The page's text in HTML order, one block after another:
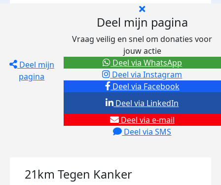
Deel mijn
pagina
Deel mijn pagina
Vraag veilig en snel om donaties voor
jouw actie
Deel via Facebook
Deel via Instagram
Deel via e-mail
Deel via SMS
Deel via LinkedIn
Deel via WhatsApp
21km Tegen Kanker